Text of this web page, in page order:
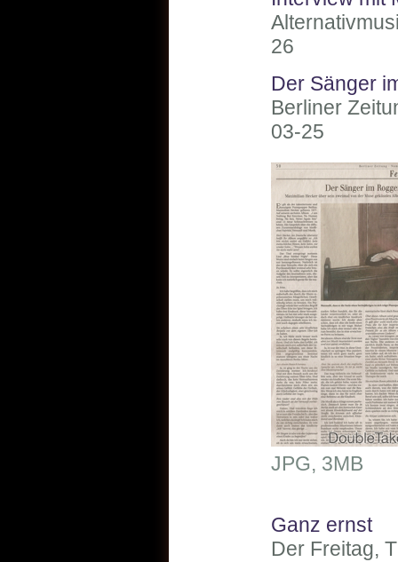
26
Der Sänger
Berliner
03-25
JPG, 3MB
Ganz ernst
Der Freitag,